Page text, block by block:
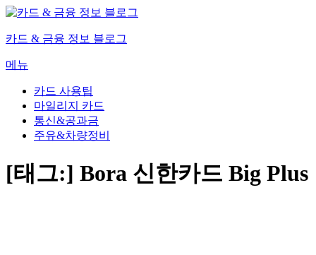
내
으
바
카드 & 금융 정보 블로그
메뉴
카드 사용팁
마일리지 카드
통신&공과금
주유&차량정비
[태그:] Bora 신한카드 Big Plus